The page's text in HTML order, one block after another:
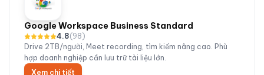
Google Workspace Business Standard
4.8(98)
Drive 2TB/người, Meet recording, tìm kiếm nâng cao. Phù
hợp doanh nghiệp cần lưu trữ tài liệu lớn.
Xem chi tiết